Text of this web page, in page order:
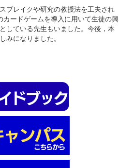
ブレイクや研究の教授法を工夫され
カードゲームを導入に用いて生徒の興
している先生もいました。今後，本
みになりました。